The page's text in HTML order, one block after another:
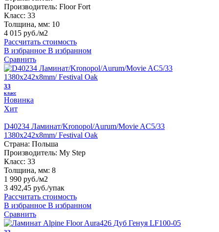
Производитель: Floor Fort
Класс: 33
Толщина, мм: 10
4 015 руб./м2
Рассчитать стоимость
В избранное В избранном
Сравнить
33
класс
Новинка
Хит
D40234 Ламинат/Kronopol/Aurum/Movie AC5/33
1380х242х8mm/ Festival Oak
Страна: Польша
Производитель: My Step
Класс: 33
Толщина, мм: 8
1 990 руб./м2
3 492,45 руб./упак
Рассчитать стоимость
В избранное В избранном
Сравнить